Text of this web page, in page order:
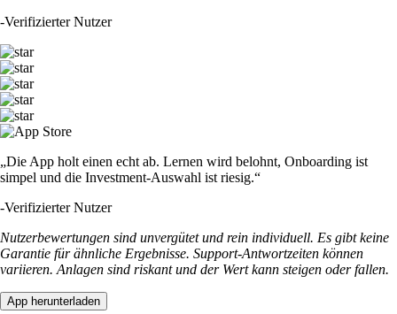
-Verifizierter Nutzer
„Die App holt einen echt ab. Lernen wird belohnt, Onboarding ist
simpel und die Investment-Auswahl ist riesig.“
-Verifizierter Nutzer
Nutzerbewertungen sind unvergütet und rein individuell. Es gibt keine
Garantie für ähnliche Ergebnisse. Support-Antwortzeiten können
variieren. Anlagen sind riskant und der Wert kann steigen oder fallen.
App herunterladen